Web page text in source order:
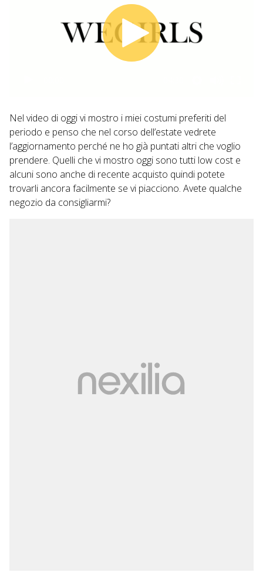
Nel video di oggi vi mostro i miei costumi preferiti del
periodo e penso che nel corso dell’estate vedrete
l’aggiornamento perché ne ho già puntati altri che voglio
prendere. Quelli che vi mostro oggi sono tutti low cost e
alcuni sono anche di recente acquisto quindi potete
trovarli ancora facilmente se vi piacciono. Avete qualche
negozio da consigliarmi?